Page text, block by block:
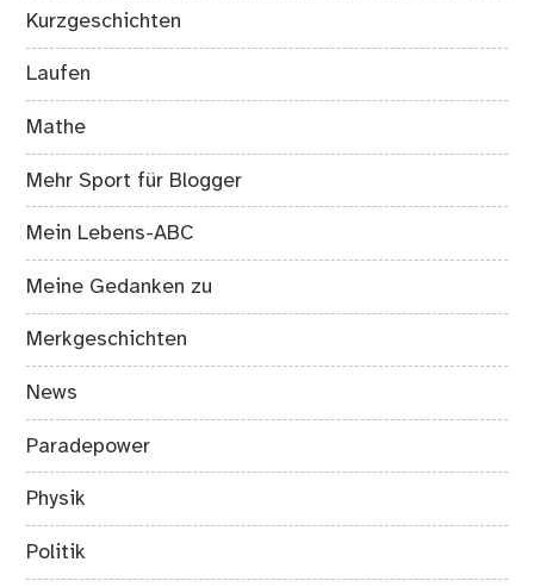
Kurzgeschichten
Laufen
Mathe
Mehr Sport für Blogger
Mein Lebens-ABC
Meine Gedanken zu
Merkgeschichten
News
Paradepower
Physik
Politik